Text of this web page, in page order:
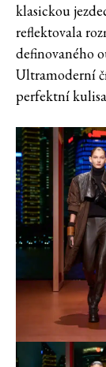
klasickou
reflektovala
definovaného
Ultramoderní
perfektní